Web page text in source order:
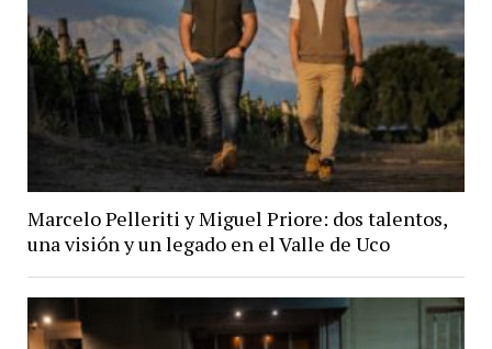
Marcelo Pelleriti y Miguel Priore: dos talentos,
una visión y un legado en el Valle de Uco